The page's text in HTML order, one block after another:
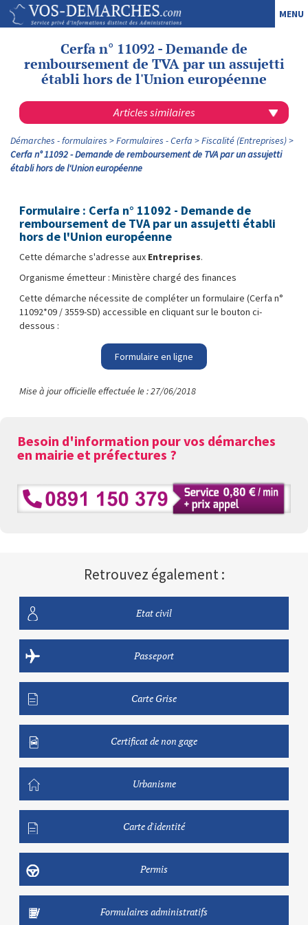
MENU
Cerfa n° 11092 - Demande de
remboursement de TVA par un assujetti
établi hors de l'Union européenne
Articles similaires
Démarches - formulaires Formulaires - Cerfa
Fiscalité (Entreprises)
Cerfa n° 11092 - Demande de remboursement de TVA par un assujetti
établi hors de l'Union européenne
Formulaire : Cerfa n° 11092 - Demande de
remboursement de TVA par un assujetti établi
hors de l'Union européenne
Cette démarche s'adresse aux Entreprises.
Organisme émetteur : Ministère chargé des finances
Cette démarche nécessite de compléter un formulaire (Cerfa n°
11092*09 / 3559-SD) accessible en cliquant sur le bouton ci-
dessous :
Formulaire en ligne
Mise à jour officielle effectuée le : 27/06/2018
Besoin d'information pour vos démarches
en mairie et préfectures ?
Retrouvez également :
Etat civil
Passeport
Carte Grise
Certificat de non gage
Urbanisme
Carte d'identité
Permis
Formulaires administratifs